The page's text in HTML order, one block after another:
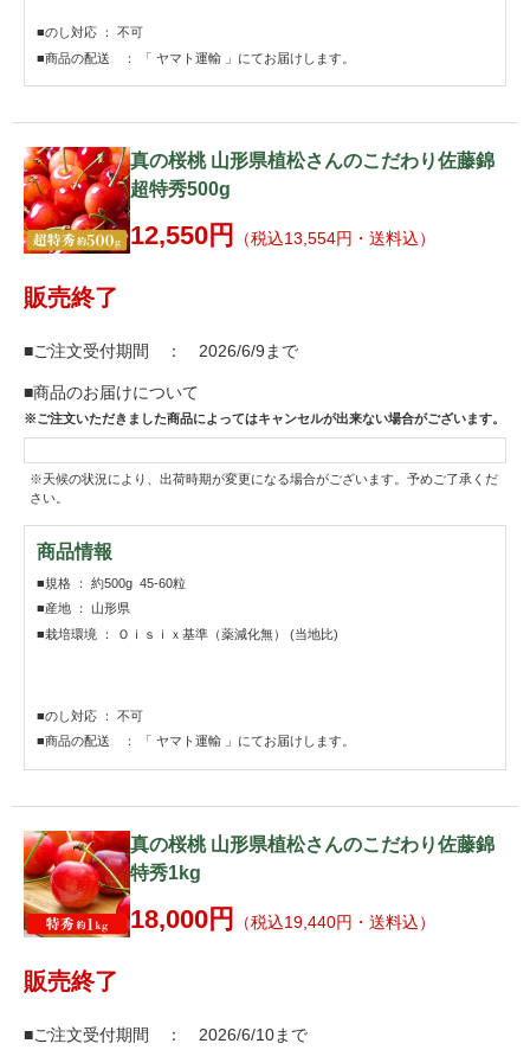
■のし対応 ： 不可
■商品の配送 ： 「 ヤマト運輸 」にてお届けします。
真の桜桃 山形県植松さんのこだわり佐藤錦
超特秀500g
12,550円 （税込13,554円・送料込）
販売終了
■ご注文受付期間 ： 2026/6/9まで
■商品のお届けについて
※ご注文いただきました商品によってはキャンセルが出来ない場合がございます。
※天候の状況により、出荷時期が変更になる場合がございます。予めご了承くだ
さい。
商品情報
■規格 ： 約500g 45-60粒
■産地 ： 山形県
■栽培環境 ： Ｏｉｓｉｘ基準（薬減化無） (当地比)
■のし対応 ： 不可
■商品の配送 ： 「 ヤマト運輸 」にてお届けします。
真の桜桃 山形県植松さんのこだわり佐藤錦
特秀1kg
18,000円 （税込19,440円・送料込）
販売終了
■ご注文受付期間 ： 2026/6/10まで